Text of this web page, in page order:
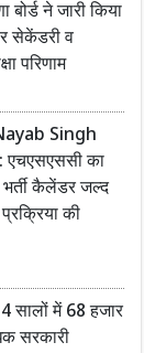
बोर्ड ने जारी किया
सेकेंडरी व
परिणाम
Singh
एचएसएससी का
भर्ती कैलेंडर जल्द
प्रक्रिया की
सालों में 68 हजार
सरकारी